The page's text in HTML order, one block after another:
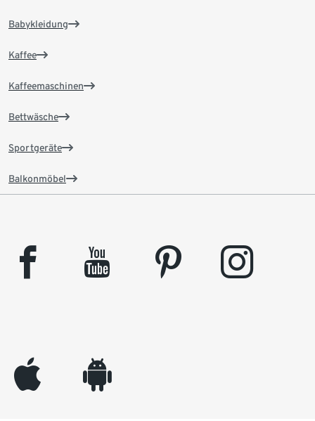
Babykleidung
Kaffee
Kaffeemaschinen
Bettwäsche
Sportgeräte
Balkonmöbel
facebook youtube pinterest instagram
appleinc android